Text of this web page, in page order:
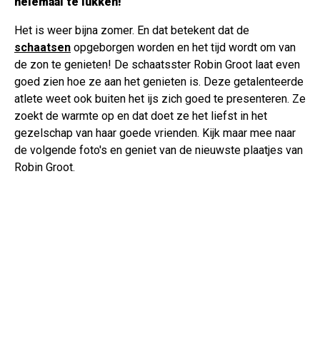
Het is weer bijna zomer. En dat betekent dat de
schaatsen opgeborgen worden en het tijd wordt om van
de zon te genieten! De schaatsster Robin Groot laat even
goed zien hoe ze aan het genieten is. Deze getalenteerde
atlete weet ook buiten het ijs zich goed te presenteren. Ze
zoekt de warmte op en dat doet ze het liefst in het
gezelschap van haar goede vrienden. Kijk maar mee naar
de volgende foto's en geniet van de nieuwste plaatjes van
Robin Groot.